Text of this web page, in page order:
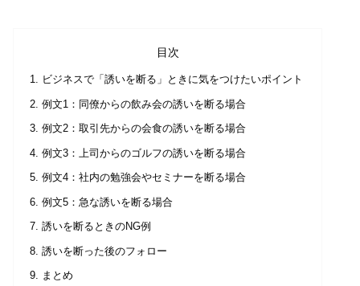
目次
ビジネスで「誘いを断る」ときに気をつけたいポイント
例文1：同僚からの飲み会の誘いを断る場合
例文2：取引先からの会食の誘いを断る場合
例文3：上司からのゴルフの誘いを断る場合
例文4：社内の勉強会やセミナーを断る場合
例文5：急な誘いを断る場合
誘いを断るときのNG例
誘いを断った後のフォロー
まとめ